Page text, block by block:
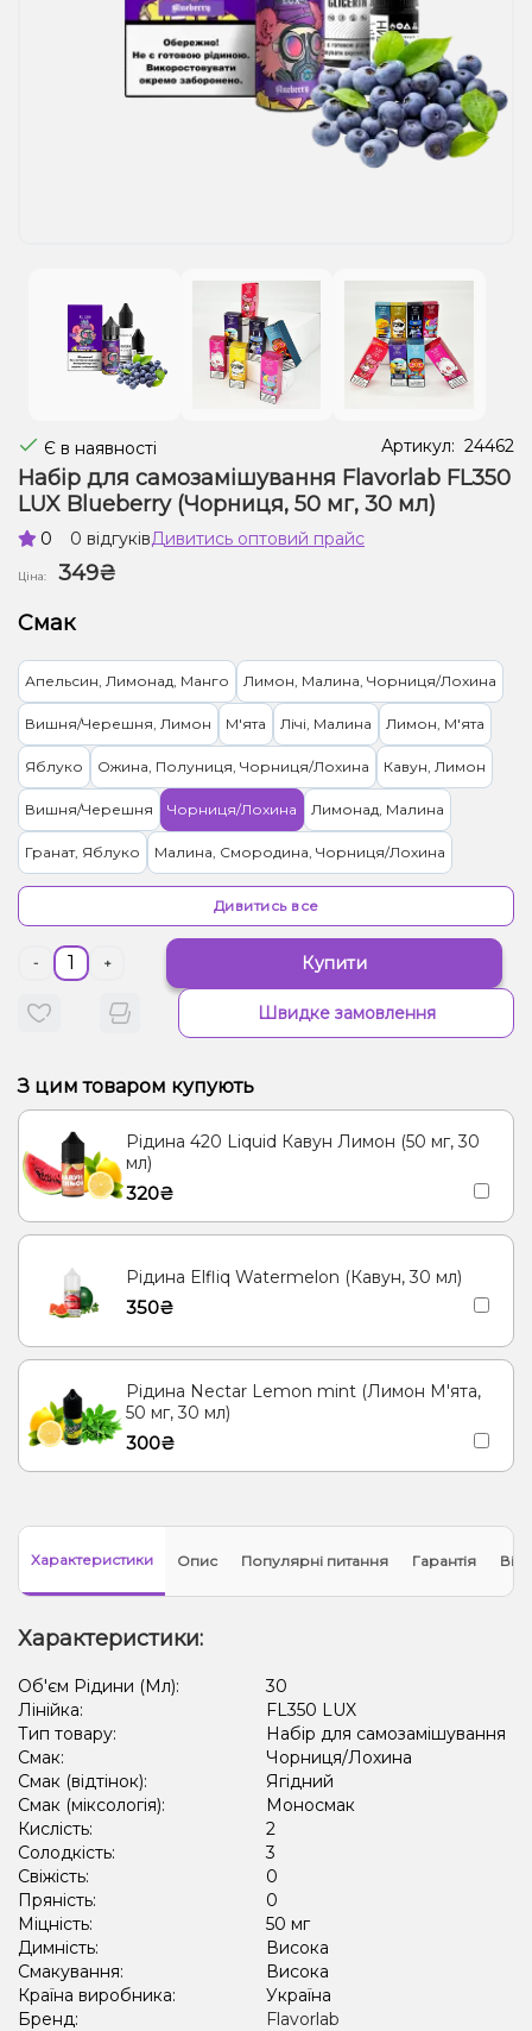
Рідини для електронних сигарет
Подарункові набори
Є в наявності Артикул: 24462
Набір для самозамішування Flavorlab FL350
LUX Blueberry (Чорниця, 50 мг, 30 мл)
0 0 відгуківДивитись оптовий прайс
Ціна:
349₴
Смак
Апельсин, Лимонад, Манго Лимон, Малина, Чорниця/Лохина
Вишня/Черешня, Лимон М'ята Лічі, Малина Лимон, М'ята
Яблуко Ожина, Полуниця, Чорниця/Лохина Кавун, Лимон
Вишня/Черешня Чорниця/Лохина Лимонад, Малина
Гранат, Яблуко Малина, Смородина, Чорниця/Лохина
Дивитись все
- + Купити
Швидке замовлення
З цим товаром купують
Рідина 420 Liquid Кавун Лимон (50 мг, 30
мл)
320₴
Рідина Elfliq Watermelon (Кавун, 30 мл)
350₴
Рідина Nectar Lemon mint (Лимон М'ята,
50 мг, 30 мл)
300₴
Характеристики Опис Популярні питання Гарантія
Характеристики:
Об'єм Рідини (Мл):
30
Лінійка:
FL350 LUX
Тип товару:
Набір для самозамішування
Смак:
Чорниця/Лохина
Смак (відтінок):
Ягідний
Смак (міксологія):
Моносмак
Кислість:
2
Солодкість:
3
Свіжість:
0
Пряність:
0
Міцність:
50 мг
Димність:
Висока
Смакування:
Висока
Країна виробника:
Україна
Бренд:
Flavorlab